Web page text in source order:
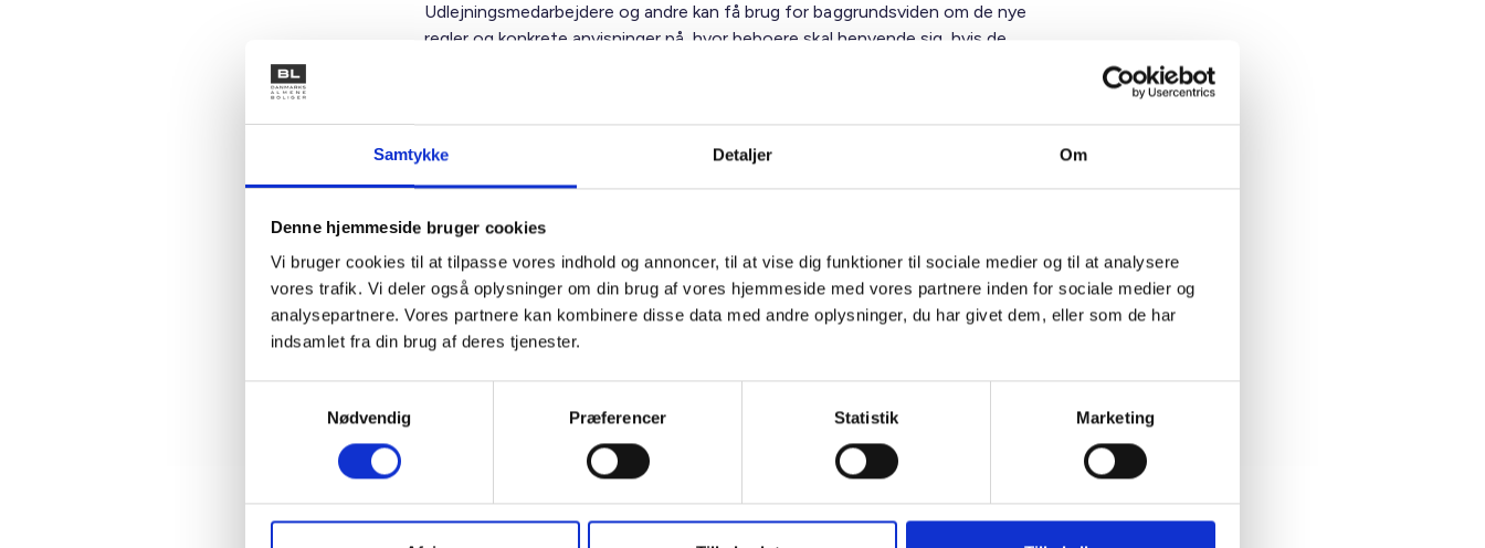
Samtykke Detaljer Om
Denne hjemmeside bruger cookies
Vi bruger cookies til at tilpasse vores indhold og annoncer, til at vise dig funktioner til sociale medier og til at analysere
vores trafik. Vi deler også oplysninger om din brug af vores hjemmeside med vores partnere inden for sociale medier og
analysepartnere. Vores partnere kan kombinere disse data med andre oplysninger, du har givet dem, eller som de har
indsamlet fra din brug af deres tjenester.
Nødvendig
Præferencer Statistik Marketing
Udlejningsmedarbejdere og andre kan få brug for baggrundsviden om de nye
regler og konkrete anvisninger på, hvor beboere skal henvende sig, hvis de
skal henvende sig, som kan udleveres til berørte beboere. Materialet forventes
klar efter sommerferien.
Der udsendes et BL Informerer, når informationsmaterialet foreligger, ligesom
det vil være at finde på BL’s hjemmeside.
Med venlig hilsen
Bent Madsen / Annesophie Hansen